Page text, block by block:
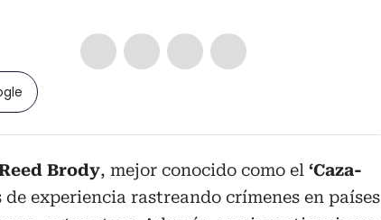
Brody, mejor conocido como el ‘Caza-
de experiencia rastreando crímenes en países